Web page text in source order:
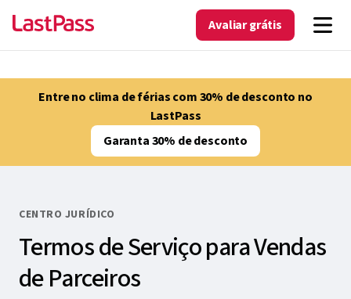
Avaliar grátis
Entre no clima de férias com 30% de desconto no
LastPass
Garanta 30% de desconto
CENTRO JURÍDICO
Termos de Serviço para Vendas
de Parceiros